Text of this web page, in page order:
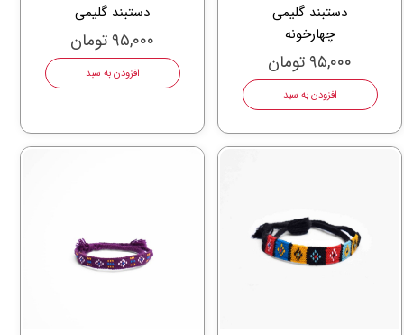
دستبند گلیمی
چهارخونه
۹۵,۰۰۰ تومان
افزودن به سبد
دستبند گلیمی
۹۵,۰۰۰ تومان
افزودن به سبد